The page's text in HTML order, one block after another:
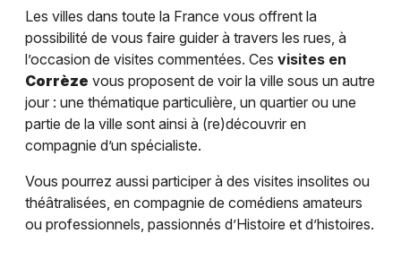
Les villes dans toute la France vous offrent la
possibilité de vous faire guider à travers les rues, à
l’occasion de visites commentées. Ces visites en
Corrèze vous proposent de voir la ville sous un autre
jour : une thématique particulière, un quartier ou une
partie de la ville sont ainsi à (re)découvrir en
compagnie d’un spécialiste.
Vous pourrez aussi participer à des visites insolites ou
théâtralisées, en compagnie de comédiens amateurs
ou professionnels, passionnés d’Histoire et d’histoires.